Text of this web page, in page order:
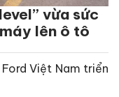
vừa sức
lên ô tô
Việt Nam triển